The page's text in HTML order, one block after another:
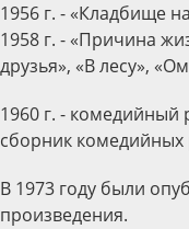
1956 г. - «Кладбище
1958 г. - «Причина
друзья», «В лесу»,
1960 г. - комедийный
сборник комедийных
В 1973 году были
произведения.